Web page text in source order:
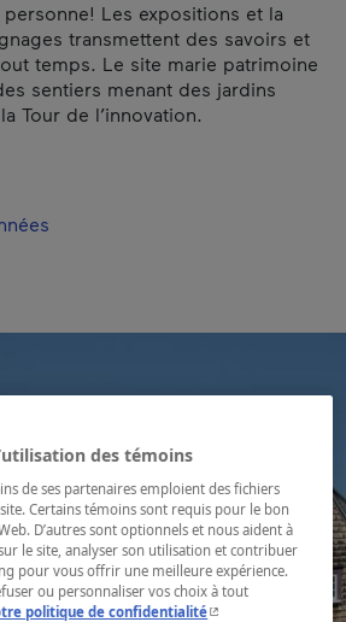
Les expositions et la
transmettent des savoirs et
temps. Le site marie patrimoine
sentiers menant des jardins
Tour de l’innovation.
des témoins
de ses partenaires emploient des fichiers
Certains témoins sont requis pour le bon
D’autres sont optionnels et nous aident à
le site, analyser son utilisation et contribuer
pour vous offrir une meilleure expérience.
ou personnaliser vos choix à tout
politique de confidentialité- Cet hyperlien